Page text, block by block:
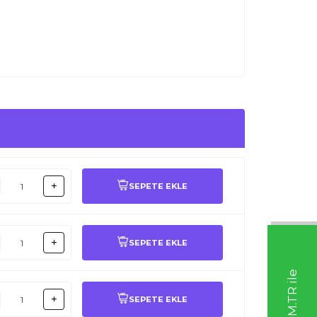
SEPETE EKLE
SEPETE EKLE
SEPETE EKLE